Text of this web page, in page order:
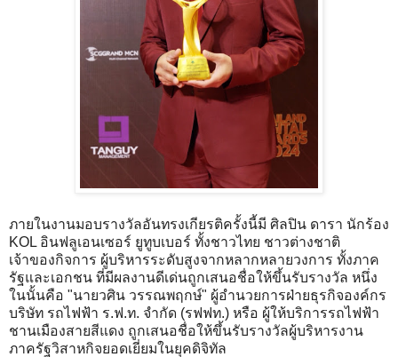
ภายในงานมอบรางวัลอันทรงเกียรติครั้งนี้มี ศิลปิน ดารา นักร้อง
KOL อินฟลูเอนเซอร์ ยูทูบเบอร์ ทั้งชาวไทย ชาวต่างชาติ
เจ้าของกิจการ ผู้บริหารระดับสูงจากหลากหลายวงการ ทั้งภาค
รัฐและเอกชน ที่มีผลงานดีเด่นถูกเสนอชื่อให้ขึ้นรับรางวัล หนึ่ง
ในนั้นคือ "นายวศิน วรรณพฤกษ์" ผู้อำนวยการฝ่ายธุรกิจองค์กร
บริษัท รถไฟฟ้า ร.ฟ.ท. จำกัด (รฟฟท.) หรือ ผู้ให้บริการรถไฟฟ้า
ชานเมืองสายสีแดง ถูกเสนอชื่อให้ขึ้นรับรางวัลผู้บริหารงาน
ภาครัฐวิสาหกิจยอดเยี่ยมในยุคดิจิทัล